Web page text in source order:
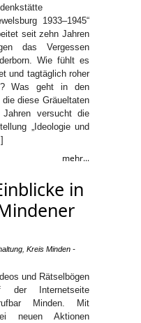
1933–1945“
seit zehn Jahren
das Vergessen
Wie fühlt es
und tagtäglich roher
Was geht in den
diese Gräueltaten
versucht die
„Ideologie und
mehr...
in
Kreis Minden -
und Rätselbögen
der Internetseite
Minden. Mit
neuen Aktionen